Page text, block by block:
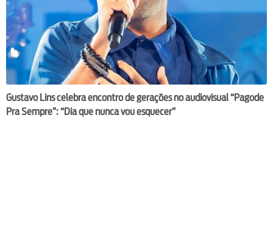
Gustavo Lins celebra encontro de gerações no audiovisual “Pagode
Pra Sempre”: “Dia que nunca vou esquecer”